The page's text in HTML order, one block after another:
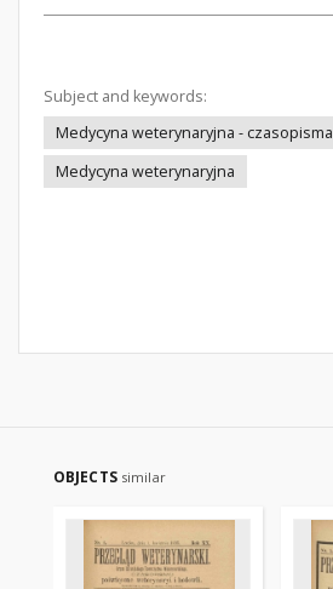
Subject and keywords:
Medycyna weterynaryjna - czasopisma
Medycyna weterynaryjna
OBJECTS similar